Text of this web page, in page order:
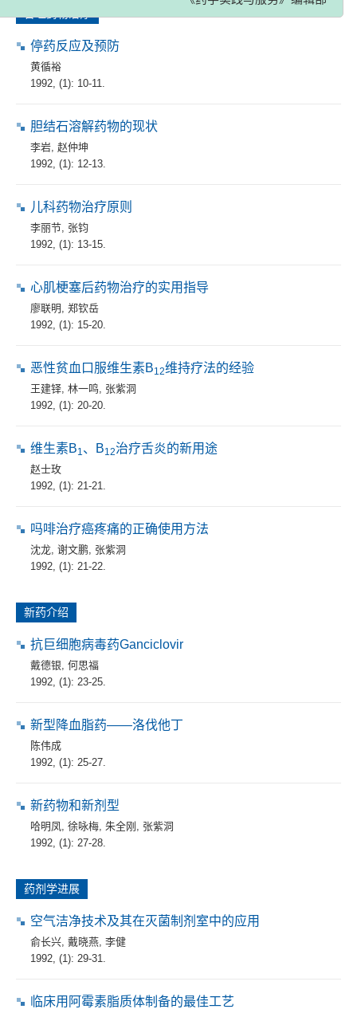
《药学实践与服务》编辑部
停药反应及预防
黄循裕
1992, (1): 10-11.
胆结石溶解药物的现状
李岩 赵仲坤
1992, (1): 12-13.
儿科药物治疗原则
李丽节 张钧
1992, (1): 13-15.
心肌梗塞后药物治疗的实用指导
廖联明
郑钦岳
1992, (1): 15-20.
恶性贫血口服维生素B12维持疗法的经验
王建铎 林一鸣
张紫洞
1992, (1): 20-20.
维生素B1、B12治疗舌炎的新用途
赵士玫
1992, (1): 21-21.
吗啡治疗癌疼痛的正确使用方法
沈龙 谢文鹏
张紫洞
1992, (1): 21-22.
新药介绍
抗巨细胞病毒药Ganciclovir
戴德银 何思福
1992, (1): 23-25.
新型降血脂药——洛伐他丁
陈伟成
1992, (1): 25-27.
新药物和新剂型
哈明凤 徐咏梅 朱全刚
张紫洞
1992, (1): 27-28.
药剂学进展
空气洁净技术及其在灭菌制剂室中的应用
俞长兴 戴晓燕 李健
1992, (1): 29-31.
临床用阿霉素脂质体制备的最佳工艺